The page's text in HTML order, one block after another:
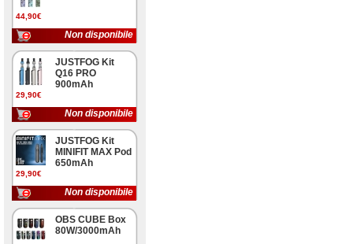
44,90€
Non disponibile
29,90€
JUSTFOG Kit
Q16 PRO
900mAh
Non disponibile
29,90€
JUSTFOG Kit
MINIFIT MAX Pod
650mAh
Non disponibile
OBS CUBE Box
80W/3000mAh